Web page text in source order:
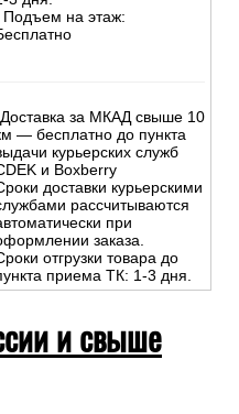
Подъем на этаж:
за МКАД свыше 10
— бесплатно до пункта
курьерских служб
и Boxberry
доставки курьерскими
рассчитываются
при
заказа.
отгрузки товара до
приема ТК: 1-3 дня.
и свыше